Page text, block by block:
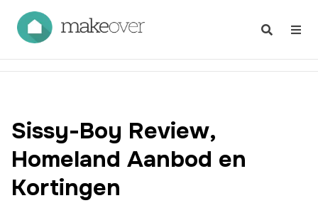
Sissy-Boy Review,
Homeland Aanbod en
Kortingen